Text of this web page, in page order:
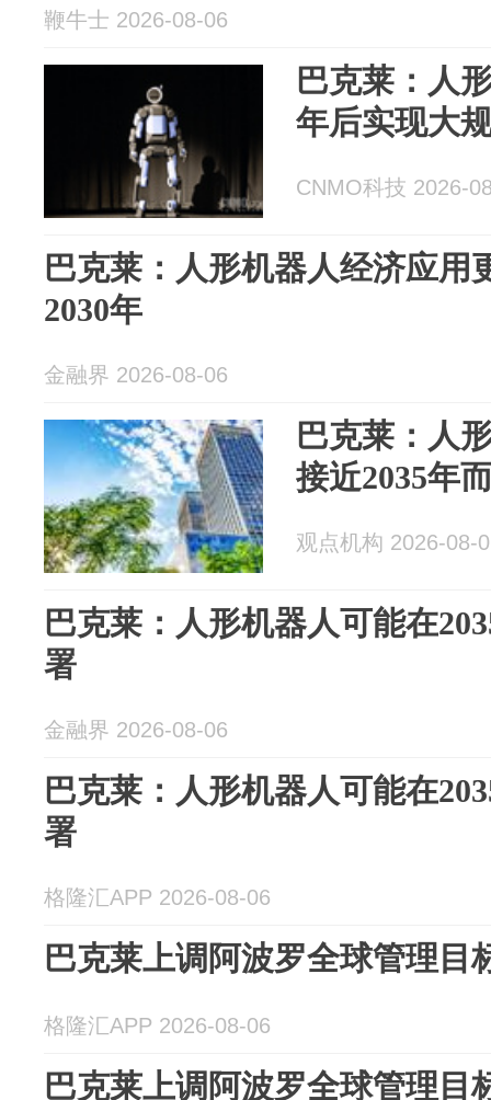
鞭牛士 2026-08-06
巴克莱：人
年后实现大
CNMO科技 2026-
巴克莱：人形机器人经济应用
2030年
金融界 2026-08-06
巴克莱：人
接近2035年
观点机构 2026-08-
巴克莱：人形机器人可能在
署
金融界 2026-08-06
巴克莱：人形机器人可能在
署
格隆汇APP 2026-08-06
巴克莱上调阿波罗全球管理目
格隆汇APP 2026-08-06
巴克莱上调阿波罗全球管理目